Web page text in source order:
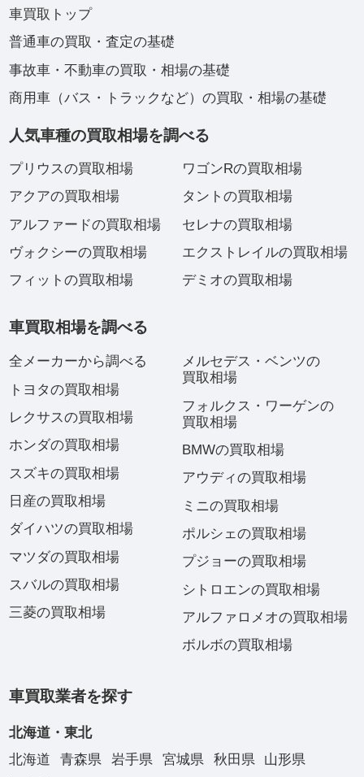
車買取トップ
普通車の買取・査定の基礎
事故車・不動車の買取・相場の基礎
商用車（バス・トラックなど）の買取・相場の基礎
人気車種の買取相場を調べる
プリウスの買取相場
アクアの買取相場
アルファードの買取相場
ヴォクシーの買取相場
フィットの買取相場
ワゴンRの買取相場
タントの買取相場
セレナの買取相場
エクストレイルの買取相場
デミオの買取相場
車買取相場を調べる
全メーカーから調べる
トヨタの買取相場
レクサスの買取相場
ホンダの買取相場
スズキの買取相場
日産の買取相場
ダイハツの買取相場
マツダの買取相場
スバルの買取相場
三菱の買取相場
メルセデス・ベンツの
買取相場
フォルクス・ワーゲンの
買取相場
BMWの買取相場
アウディの買取相場
ミニの買取相場
ポルシェの買取相場
プジョーの買取相場
シトロエンの買取相場
アルファロメオの買取相場
ボルボの買取相場
車買取業者を探す
北海道・東北
北海道
青森県 岩手県 宮城県 秋田県
山形県